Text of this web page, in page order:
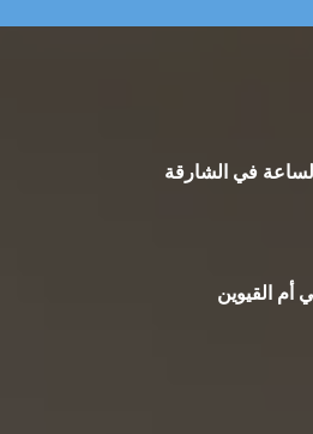
في الشارقة
أم القيوين